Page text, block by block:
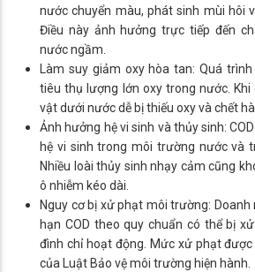
nước chuyển màu, phát sinh mùi hôi
Điều này ảnh hưởng trực tiếp đến
nước ngầm.
Làm suy giảm oxy hòa tan: Quá
tiêu thụ lượng lớn oxy trong nước.
vật dưới nước dễ bị thiếu oxy và chết
Ảnh hưởng hệ vi sinh và thủy sinh:
hệ vi sinh trong môi trường nước và
Nhiều loài thủy sinh nhạy cảm cũng
ô nhiễm kéo dài.
Nguy cơ bị xử phạt môi trường:
hạn COD theo quy chuẩn có thể bị
đình chỉ hoạt động. Mức xử phạt
của Luật Bảo vệ môi trường hiện hành.